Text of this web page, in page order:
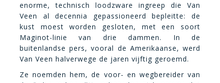
enorme, technisch loodzware ingreep die Van
Veen al decennia gepassioneerd bepleitte: de
kust moest worden gesloten, met een soort
Maginot-linie van drie dammen. In de
buitenlandse pers, vooral de Amerikaanse, werd
Van Veen halverwege de jaren vijftig geroemd.
Ze noemden hem, de voor- en wegbereider van